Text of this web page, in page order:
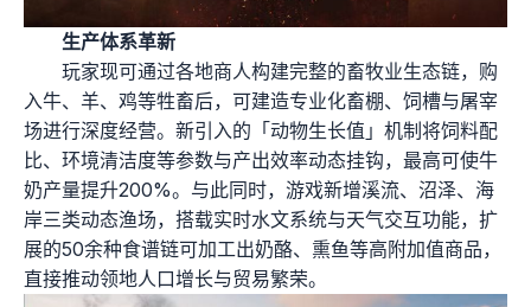
生产体系革新
玩家现可通过各地商人构建完整的畜牧业生态链，购
入牛、羊、鸡等牲畜后，可建造专业化畜棚、饲槽与屠宰
场进行深度经营。新引入的「动物生长值」机制将饲料配
比、环境清洁度等参数与产出效率动态挂钩，最高可使牛
奶产量提升200%。与此同时，游戏新增溪流、沼泽、海
岸三类动态渔场，搭载实时水文系统与天气交互功能，扩
展的50余种食谱链可加工出奶酪、熏鱼等高附加值商品，
直接推动领地人口增长与贸易繁荣。